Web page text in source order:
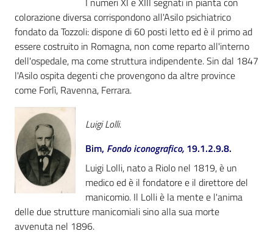
Eventi
Chiedi al
bibliotecario
Avvisi
Orari
colorazione diversa corrispondono all'Asilo psichiatrico
fondato da Tozzoli: dispone di 60 posti letto ed è il primo ad
essere costruito in Romagna, non come reparto all'interno
dell'ospedale, ma come struttura indipendente. Sin dal 1847
l'Asilo ospita degenti che provengono da altre province
come Forlì, Ravenna, Ferrara.
Luigi Lolli.
Bim, Fondo iconografico, 19.1.2.9.8.
Luigi Lolli, nato a Riolo nel 1819, è un
medico ed è il fondatore e il direttore del
manicomio. Il Lolli è la mente e l'anima
delle due strutture manicomiali sino alla sua morte
avvenuta nel 1896.